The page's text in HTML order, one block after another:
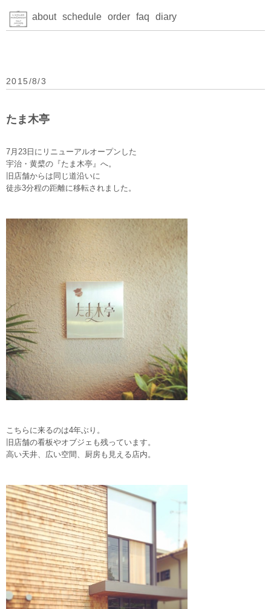
about schedule order faq diary
2015/8/3
たま木亭
7月23日にリニューアルオープンした
宇治・黄檗の『たま木亭』へ。
旧店舗からは同じ道沿いに
徒歩3分程の距離に移転されました。
こちらに来るのは4年ぶり。
旧店舗の看板やオブジェも残っています。
高い天井、広い空間、厨房も見える店内。